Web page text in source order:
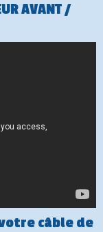
AVANT /
câble de